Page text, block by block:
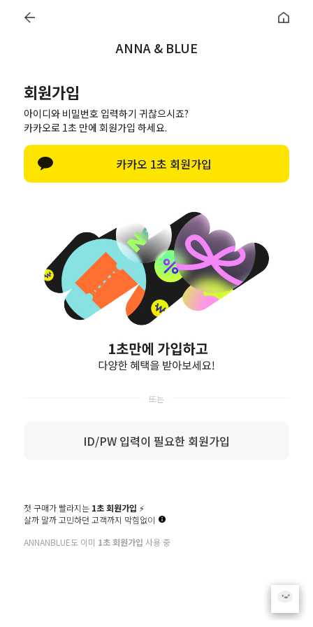
LOGIN
네이버로 가입하기
카카오로 가입하기
SNS계정이 없으신 경우 일반 회원가입을 통해
회원가입을 진행할 수 있습니다.
ANNA & BLUE
회원가입
아이디와 비밀번호 입력하기 귀찮으시죠?
카카오로 1초 만에 회원가입 하세요.
카카오 1초 회원가입
ID/PW 입력이 필요한 회원가입
첫 구매가 빨라지는 1초 회원가입 ⚡️
살까 말까 고민하던 고객까지 막힘없이
ANNANBLUE도 이미 1초 회원가입 사용 중